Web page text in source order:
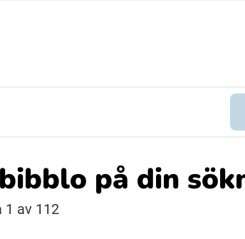
(Romska) på din
1 av 112